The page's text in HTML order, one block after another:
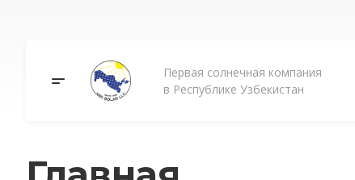
Первая солнечная компания
в Республике Узбекистан